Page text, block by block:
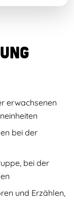
erwachsenen
bei der
bei der
und Erzählen,